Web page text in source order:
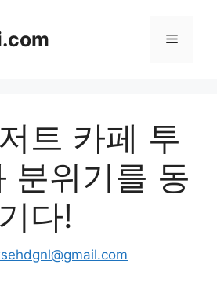
Menu
트 카페 투
분위기를 동
다!